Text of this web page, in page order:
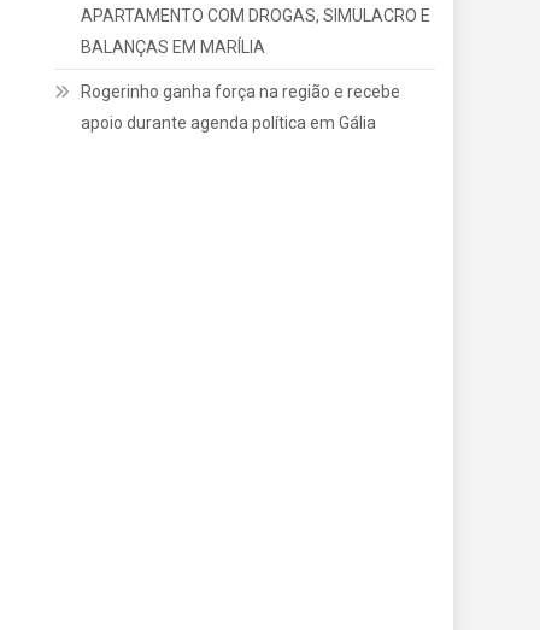
APARTAMENTO COM DROGAS, SIMULACRO E
BALANÇAS EM MARÍLIA
Rogerinho ganha força na região e recebe
apoio durante agenda política em Gália